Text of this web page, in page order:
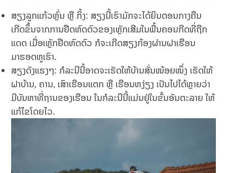
ສຽງລູກແກ້ວຫຼົ່ນ ຫຼື ກິ້ງ: ສຽງນີ້ເຮົາມັກຈະໄດ້ຍິນຕອນກາງຄືນ
ເກີດຂຶ້ນຈາກການຢືດຫົດຕົວຂອງເຫຼັກເສີມໃນພື້ນຄອນກີດທີ່ຖືກ
ແດດ ເມື່ອເຫຼັກຢືດຫົດຕົວ ກໍຈະເກີດສຽງກ້ອງຜ່ານຝາເຮືອນ
ມາຮອດຫູເຮົາ.
ສຽງດັງແຮງໆ: ກໍລະນີນີ້ອາດຈະເຮັດໃຫ້ບ້ານສັ່ນໜ້ອຍໜຶ່ງ ເຮັດໃຫ້
ຝາບ້ານ, ຄານ, ເສົາເຮືອນແຕກ ຫຼື ເຮືອນຫງ່ຽງ ເປັນໄປໄດ້ຫຼາຍວ່າ
ມີບັນຫາທີ່ຖານຂອງເຮືອນ ໃນກໍລະນີນີ້ແມ່ນຢູ່ໃນຂັ້ນອັນຕະລາຍ ໃຫ້
ແກ້ໄຂໂດຍໄວ.